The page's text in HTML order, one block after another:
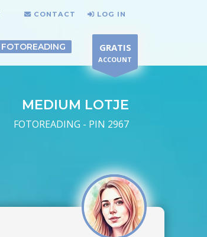
CONTACT LOG IN
FOTOREADING GRATIS
ACCOUNT
MEDIUM LOTJE
FOTOREADING - PIN 2967